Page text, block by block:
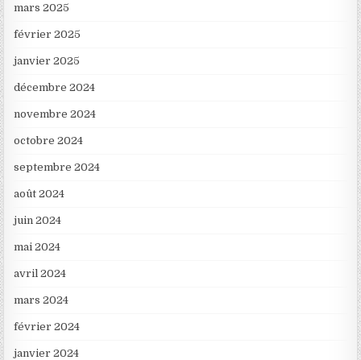
mars 2025
février 2025
janvier 2025
décembre 2024
novembre 2024
octobre 2024
septembre 2024
août 2024
juin 2024
mai 2024
avril 2024
mars 2024
février 2024
janvier 2024